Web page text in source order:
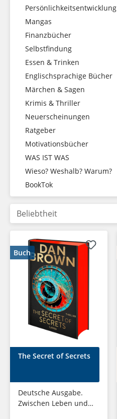
Persönlichkeitsentwicklung
Mangas
Finanzbücher
Selbstfindung
Essen & Trinken
Englischsprachige Bücher
Märchen & Sagen
Krimis & Thriller
Neuerscheinungen
Ratgeber
Motivationsbücher
WAS IST WAS
Wieso? Weshalb? Warum?
BookTok
Buch
The Secret of Secrets
Deutsche Ausgabe.
Zwischen Leben und